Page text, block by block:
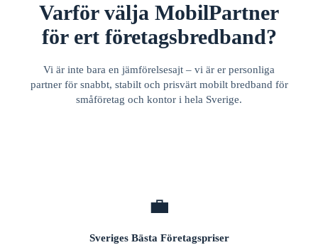
Varför välja MobilPartner
för ert företagsbredband?
Vi är inte bara en jämförelsesajt – vi är er personliga
partner för snabbt, stabilt och prisvärt mobilt bredband för
småföretag och kontor i hela Sverige.
💼
Sveriges Bästa Företagspriser